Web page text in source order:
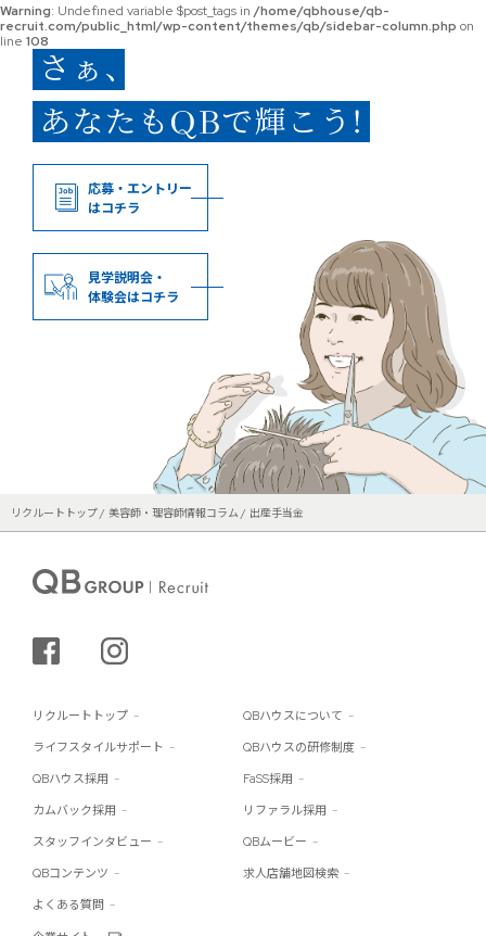
Warning: Undefined variable $post_tags in /home/qbhouse/qb-
recruit.com/public_html/wp-content/themes/qb/sidebar-column.php on
line 108
応募・エントリー
はコチラ
見学説明会・
体験会はコチラ
リクルートトップ 美容師・理容師情報コラム 出産手当金
シェアする
リクルートトップ QBハウスについて
ライフスタイルサポート QBハウスの研修制度
QBハウス採用 FaSS採用
カムバック採用 リファラル採用
スタッフインタビュー QBムービー
QBコンテンツ 求人店舗地図検索
よくある質問